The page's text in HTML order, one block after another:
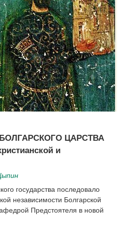
ЦАРСТВА
и
государства последовало
независимости Болгарской
Предстоятеля в новой